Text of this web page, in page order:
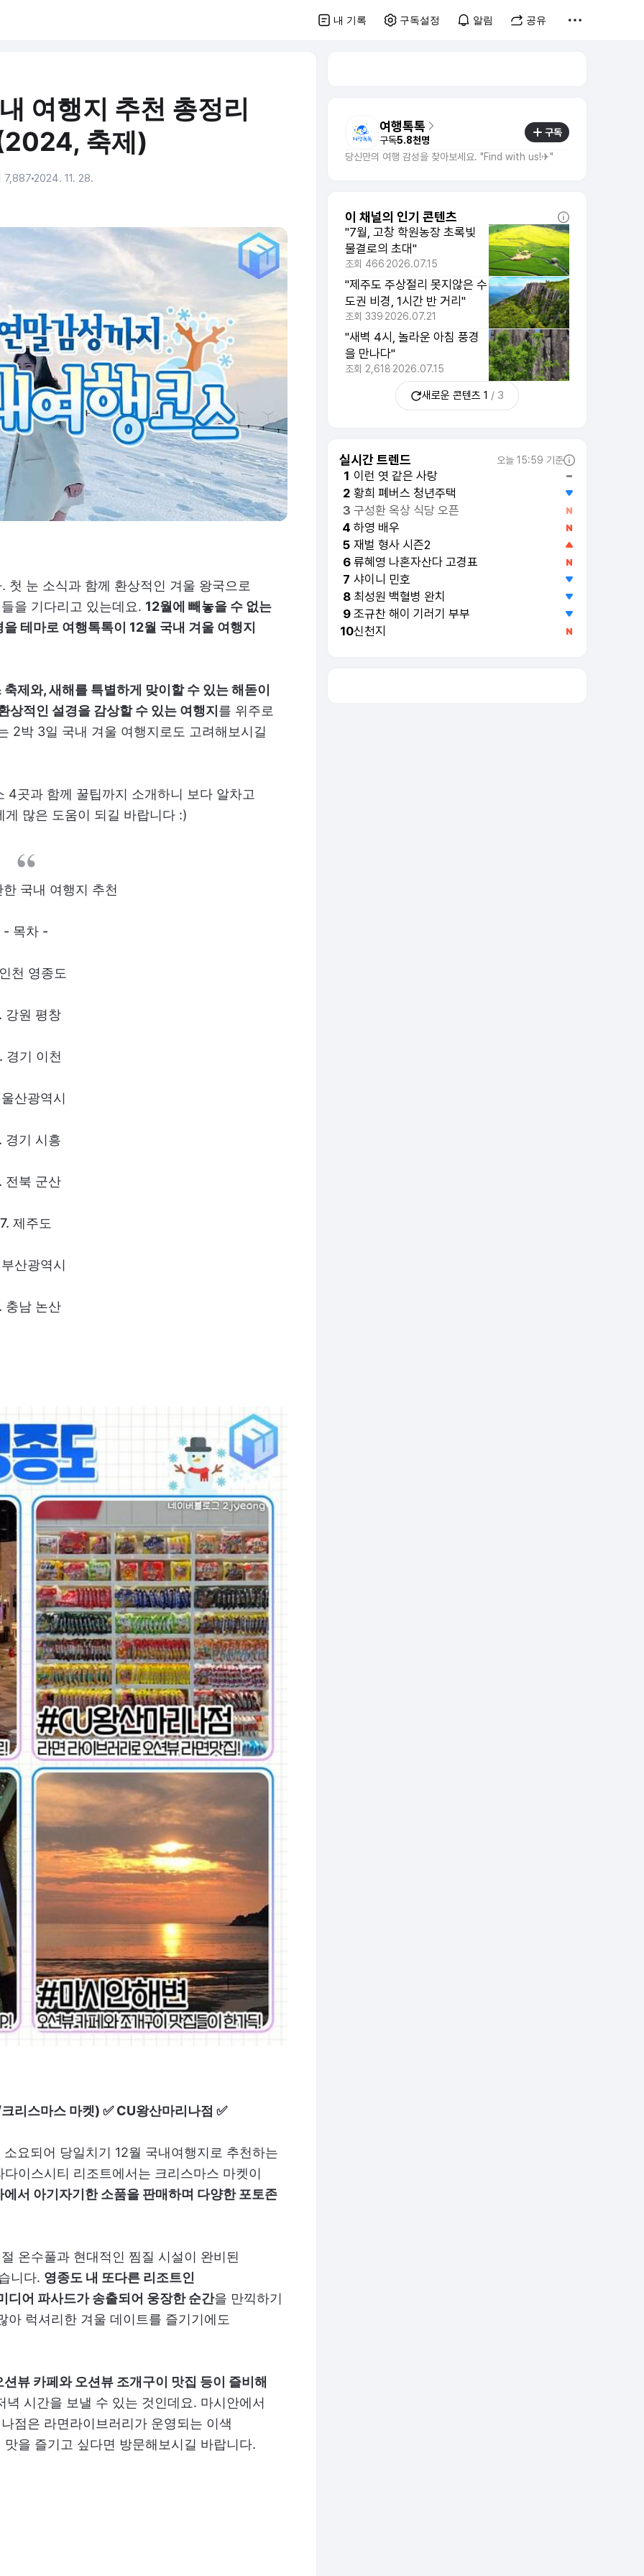
내 기록 구독설정 알림 공유
여행지 추천 총정리
축제)
7,8872024. 11. 28.
첫 눈 소식과 함께 환상적인 겨울 왕국으로
을 기다리고 있는데요. 12월에 빼놓을 수 없는
테마로 여행톡톡이 12월 국내 겨울 여행지
제와, 새해를 특별하게 맞이할 수 있는 해돋이
상적인 설경을 감상할 수 있는 여행지 를 위주로
2박 3일 국내 겨울 여행지로도 고려해보시길
4곳과 함께 꿀팁까지 소개하니 보다 알차고
많은 도움이 되길 바랍니다 :)
국내 여행지 추천
- 목차 -
천 영종도
강원 평창
경기 이천
산광역시
경기 시흥
전북 군산
7. 제주도
산광역시
충남 논산
리스마스 마켓) ✅ CU왕산마리나점 ✅
요되어 당일치기 12월 국내여행지로 추천하는
이스시티 리조트에서는 크리스마스 마켓이
에서 아기자기한 소품을 판매하며 다양한 포토존
온수풀과 현대적인 찜질 시설이 완비된
니다. 영종도 내 또다른 리조트인
디어 파사드가 송출되어 웅장한 순간을 만끽하기
아 럭셔리한 겨울 데이트를 즐기기에도
뷰 카페와 오션뷰 조개구이 맛집 등이 즐비해
녁 시간을 보낼 수 있는 것인데요. 마시안에서
점은 라면라이브러리가 운영되는 이색
을 즐기고 싶다면 방문해보시길 바랍니다.
여행톡톡
구독5.8천명
구독
당신만의 여행 감성을 찾아보세요. "Find with us!✈"
이 채널의 인기 콘텐츠
"7월, 고창 학원농장 초록빛
물결로의 초대"
조회 466 2026.07.15
"제주도 주상절리 못지않은 수
도권 비경, 1시간 반 거리"
조회 339 2026.07.21
"새벽 4시, 놀라운 아침 풍경
을 만나다"
조회 2,618 2026.07.15
새로운 콘텐츠 1 / 3
실시간 트렌드 오늘 15:59 기준
1 이런 엿 같은 사랑
2 황희 폐버스 청년주택
3 구성환 옥상 식당 오픈
4 하영 배우
5 재벌 형사 시즌2
6 류혜영 나혼자산다 고경표
7 샤이니 민호
8 최성원 백혈병 완치
9 조규찬 해이 기러기 부부
10신천지